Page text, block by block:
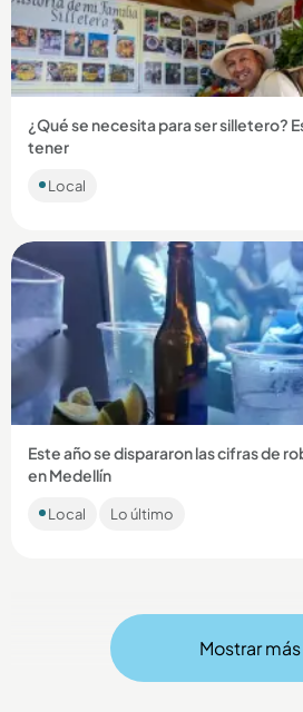
Compartir
¿Qué se necesita para ser silletero?
tener
Local
Compartir
Este año se dispararon las cifras de
en Medellín
Medellín, en lo que va del año se ha
Local Lo último
Mostrar más